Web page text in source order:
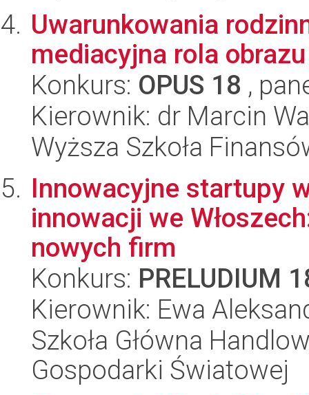
Uwarunkowania
mediacyjna rola
Konkurs: OPUS 18 ,
Kierownik: dr Marcin
Wyższa Szkoła
Innowacyjne startupy
innowacji we
nowych firm
Konkurs: PRELUDIUM
Kierownik: Ewa
Szkoła Główna
Gospodarki Światowej